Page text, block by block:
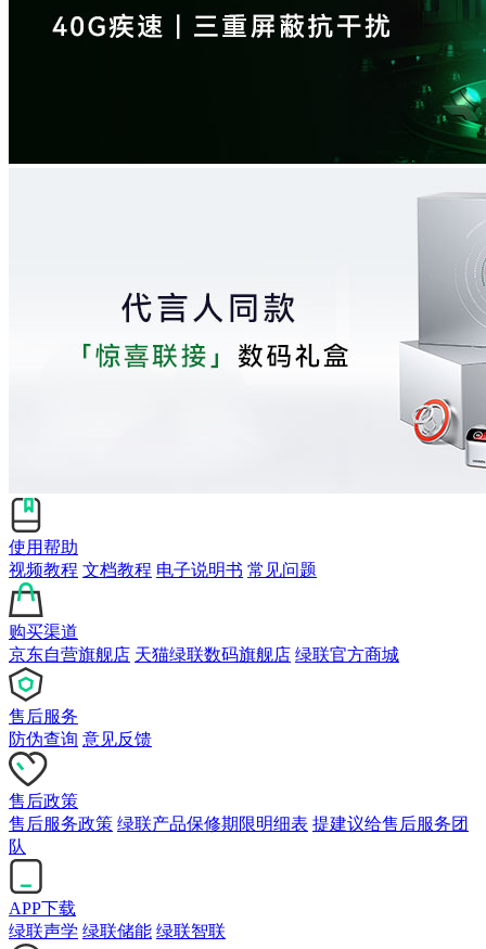
使用帮助
视频教程 文档教程 电子说明书 常见问题
购买渠道
京东自营旗舰店 天猫绿联数码旗舰店 绿联官方商城
售后服务
防伪查询 意见反馈
售后政策
售后服务政策 绿联产品保修期限明细表 提建议给售后服务团
队
APP下载
绿联声学 绿联储能 绿联智联